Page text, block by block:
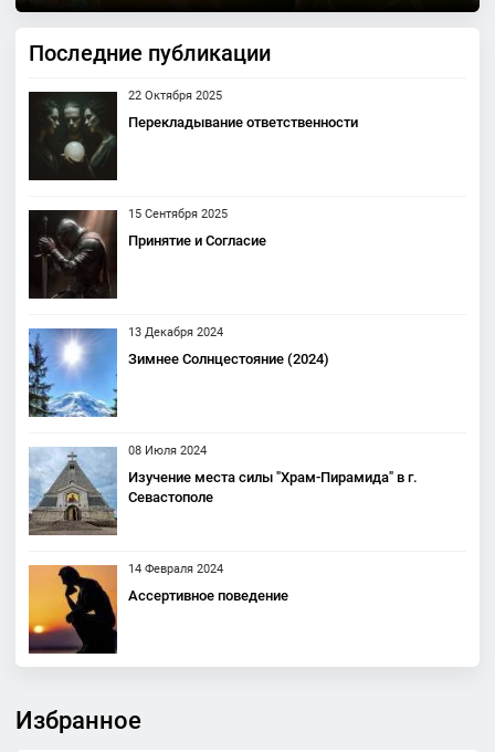
Последние публикации
22 Октября 2025
Перекладывание ответственности
15 Сентября 2025
Принятие и Согласие
13 Декабря 2024
Зимнее Солнцестояние (2024)
08 Июля 2024
Изучение места силы "Храм-Пирамида" в г.
Севастополе
14 Февраля 2024
Ассертивное поведение
Избранное